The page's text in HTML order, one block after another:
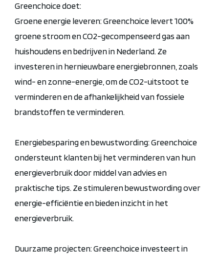
Greenchoice doet:
Groene energie leveren: Greenchoice levert 100%
groene stroom en CO2-gecompenseerd gas aan
huishoudens en bedrijven in Nederland. Ze
investeren in hernieuwbare energiebronnen, zoals
wind- en zonne-energie, om de CO2-uitstoot te
verminderen en de afhankelijkheid van fossiele
brandstoffen te verminderen.
Energiebesparing en bewustwording: Greenchoice
ondersteunt klanten bij het verminderen van hun
energieverbruik door middel van advies en
praktische tips. Ze stimuleren bewustwording over
energie-efficiëntie en bieden inzicht in het
energieverbruik.
Duurzame projecten: Greenchoice investeert in